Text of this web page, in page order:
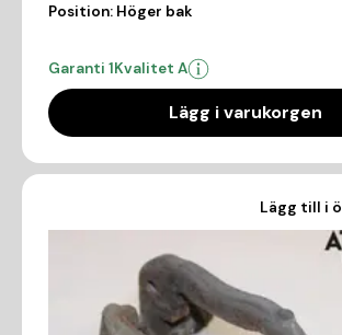
Position: Höger bak
Garanti 1Kvalitet A
Lägg i varukorgen
Lägg till i